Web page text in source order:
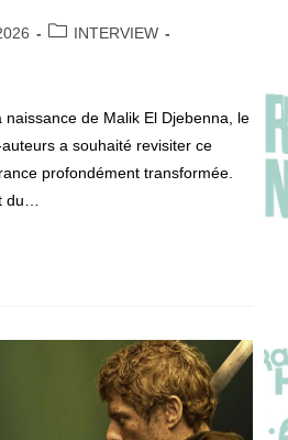
PostINTERVIEW
de Malik El Djebenna, le
a souhaité revisiter ce
profondément transformée.
du…